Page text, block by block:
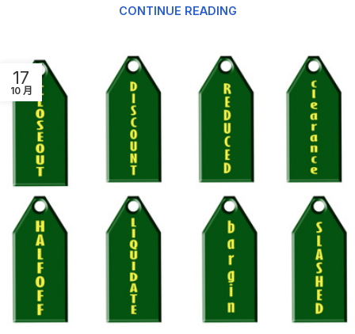
CONTINUE READING
17
10 月